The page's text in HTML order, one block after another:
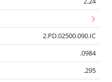
2.PD.02500.090.IC
.0984
.295